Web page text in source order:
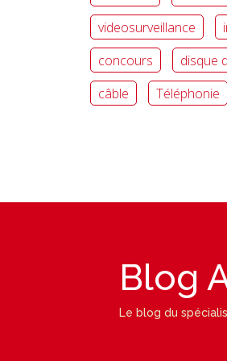
videosurveillance
concours
disque
câble
Téléphonie
Blog
Le blog du